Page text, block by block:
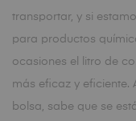
transportar, y si
para productos
ocasiones el litro de
más eficaz y eficiente.
bolsa, sabe que se